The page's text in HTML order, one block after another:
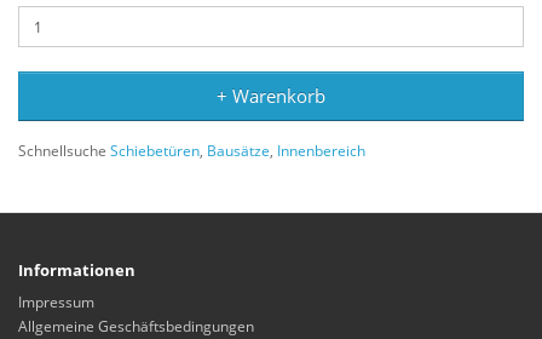
+ Warenkorb
Schnellsuche Schiebetüren, Bausätze, Innenbereich
Informationen
Impressum
Allgemeine Geschäftsbedingungen